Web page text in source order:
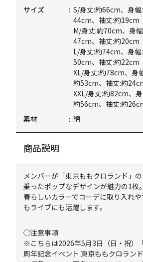
サイズ
S/身丈:約66cm、身
44cm、袖丈:約19cm
M/身丈:約70cm、身
47cm、袖丈:約20cm
L/身丈:約74cm、身
50cm、袖丈:約22cm
XL/身丈:約78cm、身
約53cm、袖丈:約
XXL/身丈:約82cm、
約56cm、袖丈:約
素材
綿
商品説明
メンバーが「東京ももクロランド」
乗ったポップなデザインが魅力の1枚。
春らしいカラーでコーデに取り入れ
もライブにも活躍します。
◯注意事項
※こちらは2026年5月3日（日・祝）
周年記念イベント 東京ももクロランド